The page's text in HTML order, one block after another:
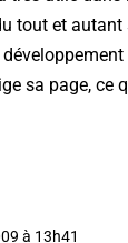
tout et autant
sa page, ce
à 13h41